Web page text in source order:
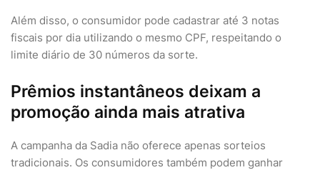
Além disso, o consumidor pode cadastrar até 3 notas
fiscais por dia utilizando o mesmo CPF, respeitando o
limite diário de 30 números da sorte.
Prêmios instantâneos deixam a
promoção ainda mais atrativa
A campanha da Sadia não oferece apenas sorteios
tradicionais. Os consumidores também podem ganhar